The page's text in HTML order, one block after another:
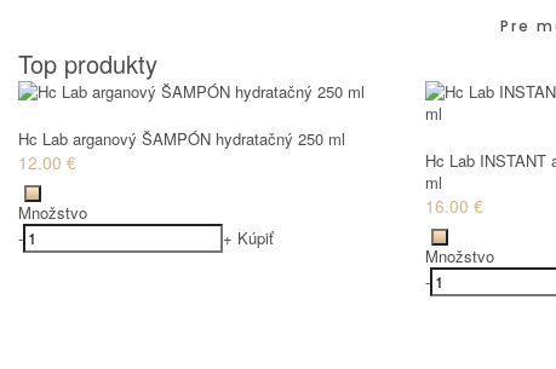
Pre
Top produkty
Hc Lab arganový ŠAMPÓN hydratačný 250 ml
12.00 €
Množstvo
-
+ Kúpiť
Hc Lab INSTANT
ml
16.00 €
Množstvo
-